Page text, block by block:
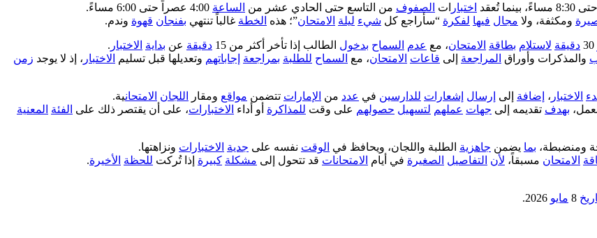
اختبار ات الصفوف من التاسع حتى الحادي عشر من الساعة
ومكثفة، ولا مجال فيها لفكرة “سأراجع كل شيء ليلة الامتحان”؛ هذه الخطة غالباً تنتهي بفنجان قهوة وندم.
دقيقة لاستلام بطاقة الامتحان، مع عدم السماح بدخول الطالب إذا تأخر أكثر من 15 دقيقة عن بداية الاختبار .
والمذكرات وأوراق المراجعة إلى قاعات الامتحان، مع السماح للطلبة بمراجعة إجاباتهم وتعديلها قبل تسليم الاختبار ، إذ لا يوجد زمن
الاختبار ، إضافة إلى إرسال إشعارات للدارسين في عدد من الإمارات تتضمن مواقع ومقار اللجان الامتحانية.
بهدف تقديمه إلى جهات عملهم لتسهيل حصولهم على وقت للمذاكرة أو أداء الاختبارات، على أن يقتصر ذلك على الفئة المعنية
ومنضبطة، بما يضمن جاهزية الطلبة واللجان، ويحافظ في الوقت نفسه على جدية الاختبارات ونزاهتها.
الامتحان مسبقاً، لأن التفاصيل الصغيرة في أيام الامتحانات قد تتحول إلى مشكلة كبيرة إذا تُركت للحظة الأخيرة.
مايو